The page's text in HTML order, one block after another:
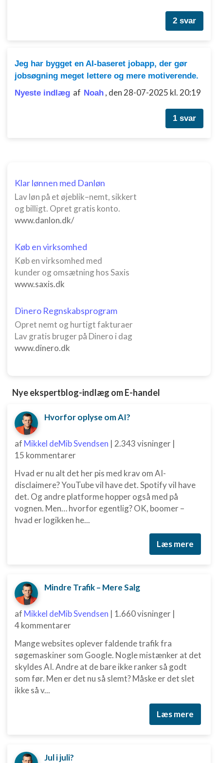
2 svar
Jeg har bygget en AI-baseret jobapp, der gør
jobsøgning meget lettere og mere motiverende.
Nyeste indlæg af Noah , den 28-07-2025 kl. 20:19
1 svar
Klar lønnen med Danløn
Lav løn på et øjeblik–nemt, sikkert
og billigt. Opret gratis konto.
www.danlon.dk/
Køb en virksomhed
Køb en virksomhed med
kunder og omsætning hos Saxis
www.saxis.dk
Dinero Regnskabsprogram
Opret nemt og hurtigt fakturaer
Lav gratis bruger på Dinero i dag
www.dinero.dk
Nye ekspertblog-indlæg om E-handel
Hvorfor oplyse om AI?
af Mikkel deMib Svendsen | 2.343 visninger |
15 kommentarer
Hvad er nu alt det her pis med krav om AI-
disclaimere? YouTube vil have det. Spotify vil have
det. Og andre platforme hopper også med på
vognen. Men… hvorfor egentlig? OK, boomer –
hvad er logikken he...
Læs mere
Mindre Trafik – Mere Salg
af Mikkel deMib Svendsen | 1.660 visninger |
4 kommentarer
Mange websites oplever faldende trafik fra
søgemaskiner som Google. Nogle mistænker at det
skyldes AI. Andre at de bare ikke ranker så godt
som før. Men er det nu så slemt? Måske er det slet
ikke så v...
Læs mere
Jul i juli?